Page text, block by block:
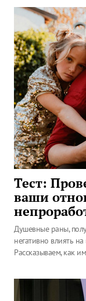
Тест:
ваши
Душевные раны,
негативно влиять
Рассказываем, как